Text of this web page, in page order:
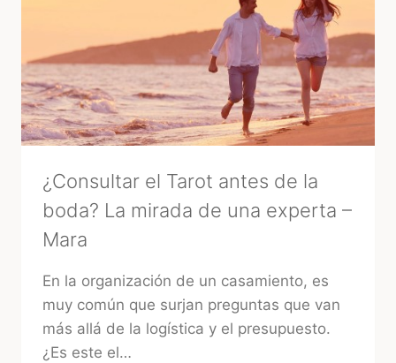
DE
LA
FIESTA
TRADICIONAL
¿Consultar el Tarot antes de la
boda? La mirada de una experta –
Mara
En la organización de un casamiento, es
muy común que surjan preguntas que van
más allá de la logística y el presupuesto.
¿Es este el…